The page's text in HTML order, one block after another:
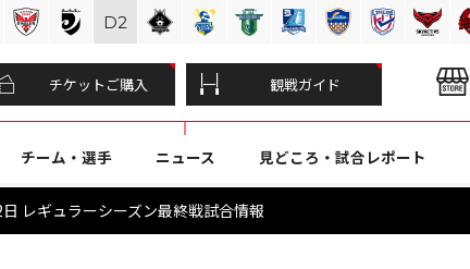
チケットご購入 観戦ガイド
チーム・選手 ニュース 見どころ・試合レポート
レギュラーシーズン最終戦試合情報
D2